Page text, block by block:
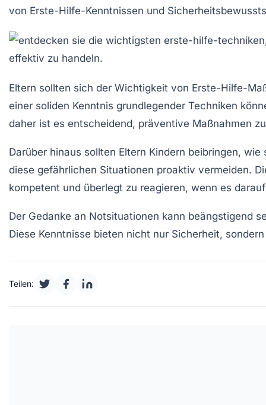
von Erste-Hilfe-Kenntnissen und
Eltern sollten sich der Wichtigkeit von Erste-Hilfe-
einer soliden Kenntnis grundlegender Techniken
daher ist es entscheidend, präventive Maßnahmen
Darüber hinaus sollten Eltern Kindern beibringen,
diese gefährlichen Situationen proaktiv vermeiden.
kompetent und überlegt zu reagieren, wenn es
Der Gedanke an Notsituationen kann beängstigend
Diese Kenntnisse bieten nicht nur Sicherheit,
Teilen: